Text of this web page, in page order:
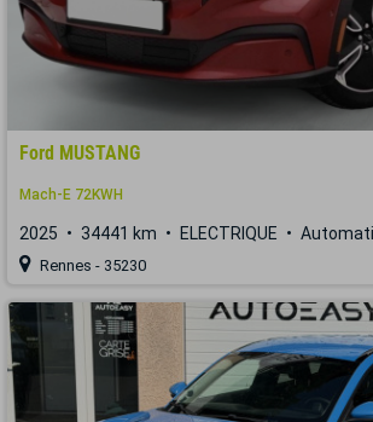
Ford MUSTANG
Mach-E 72KWH
2025 34441 km ELECTRIQUE
Rennes - 35230